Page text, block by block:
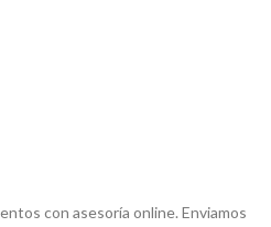
con asesoría online. Enviamos